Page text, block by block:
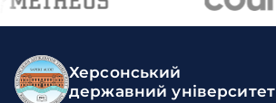
Херсонський
державний університет